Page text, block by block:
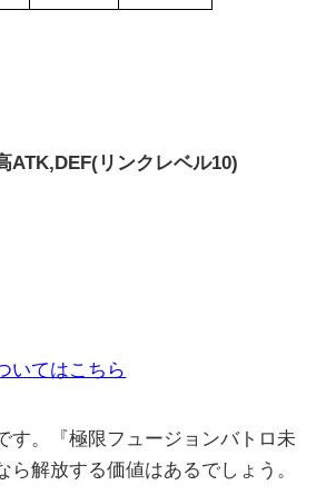
ATK,DEF(リンクレベル10)
いてはこちら
す。『極限フュージョンバトロ未
ら解放する価値はあるでしょう。